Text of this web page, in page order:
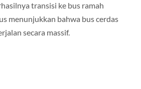
transisi ke bus ramah
menunjukkan bahwa bus cerdas
secara massif.